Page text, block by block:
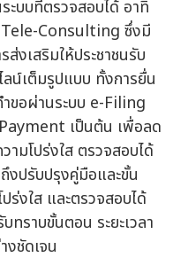
ะบบที่ตรวจสอบได้ อาทิ
Tele-Consulting ซึ่งมี
งเสริมให้ประชาชนรับ
น์เต็มรูปแบบ ทั้งการยื่น
ขอผ่านระบบ e-Filing
Payment เป็นต้น เพื่อลด
มโปร่งใส ตรวจสอบได้
งปรับปรุงคู่มือและขั้น
ร่งใส และตรวจสอบได้
ทราบขั้นตอน ระยะเวลา
งชัดเจน